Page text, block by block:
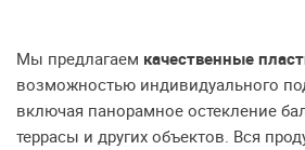
Мы предлагаем качественные
возможностью индивидуального
включая панорамное остекление
террасы и других объектов. Вся